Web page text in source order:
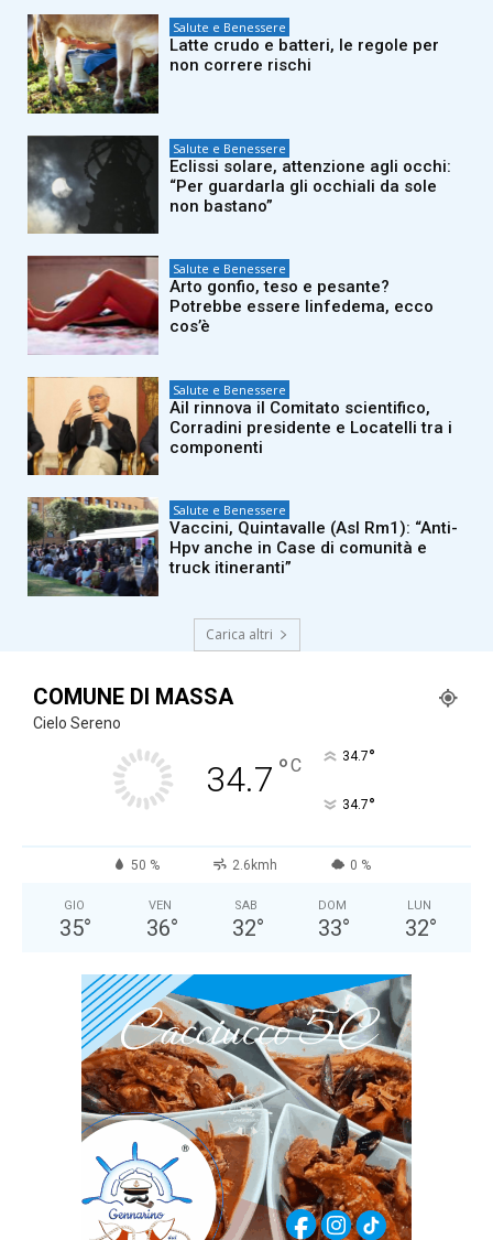
Salute e Benessere
Latte crudo e batteri, le regole per
non correre rischi
Salute e Benessere
Eclissi solare, attenzione agli occhi:
“Per guardarla gli occhiali da sole
non bastano”
Salute e Benessere
Arto gonfio, teso e pesante?
Potrebbe essere linfedema, ecco
cos’è
Salute e Benessere
Ail rinnova il Comitato scientifico,
Corradini presidente e Locatelli tra i
componenti
Salute e Benessere
Vaccini, Quintavalle (Asl Rm1): “Anti-
Hpv anche in Case di comunità e
truck itineranti”
Carica altri
COMUNE DI MASSA
Cielo Sereno
34.7 °C 34.7°
34.7°
50 % 2.6kmh 0 %
GIO
35°
VEN
36°
SAB
32°
DOM
33°
LUN
32°